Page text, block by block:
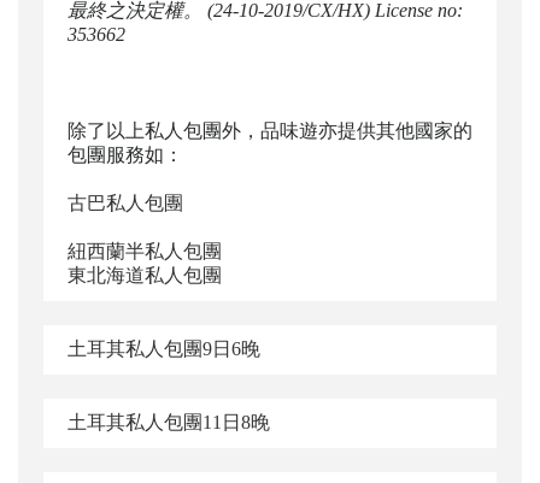
最終之決定權。
(24-10-2019/CX/HX) License no:
353662
除了以上私人包團外，品味遊亦提供其他國家的
包團服務如：
古巴私人包團
紐西蘭半私人包團
東北海道私人包團
土耳其私人包團9日 6晚
土耳其私人包團11 日8晚